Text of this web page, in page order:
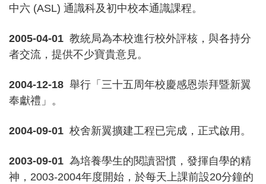
中六 (ASL) 通識科及初中校本通識課程。
2005-04-01 教統局為本校進行校外評核，與各持分
者交流，提供不少寶貴意見。
2004-12-18 舉行「三十五周年校慶感恩崇拜暨新翼
奉獻禮」。
2004-09-01 校舍新翼擴建工程已完成，正式啟用。
2003-09-01 為培養學生的閱讀習慣，發揮自學的精
神，2003-2004年度開始，於每天上課前設20分鐘的